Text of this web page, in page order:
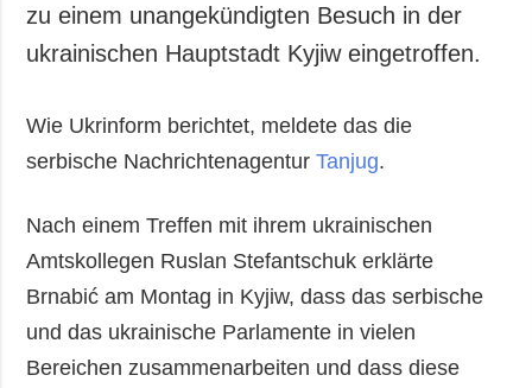
zu einem unangekündigten Besuch in der
ukrainischen Hauptstadt Kyjiw eingetroffen.
Wie Ukrinform berichtet, meldete das die
serbische NachrichtenagenturTanjug.
Nach einem Treffen mit ihrem ukrainischen
Amtskollegen Ruslan Stefantschuk erklärte
Brnabić am Montag in Kyjiw, dass das serbische
und das ukrainische Parlamente in vielen
Bereichen zusammenarbeiten und dass diese